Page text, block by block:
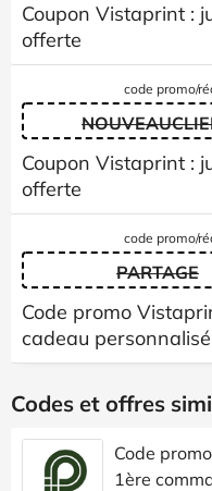
Coupon Vistaprint :
offerte
code promo/
Coupon Vistaprint :
offerte
code promo/
PARTAGE
Code promo
cadeau personnalisé
Codes et offres
Code
1ère